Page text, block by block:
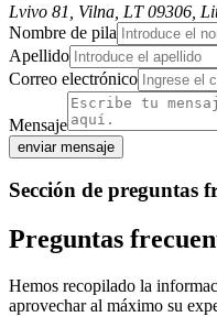
Lvivo 81, Vilna, LT 09306,
Nombre de pila
Apellido
Correo electrónico
Mensaje
enviar mensaje
Sección de preguntas
Preguntas
Hemos recopilado la
aprovechar al máximo su